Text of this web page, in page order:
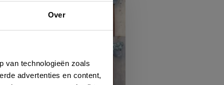
Over
van technologieën zoals
advertenties en content,